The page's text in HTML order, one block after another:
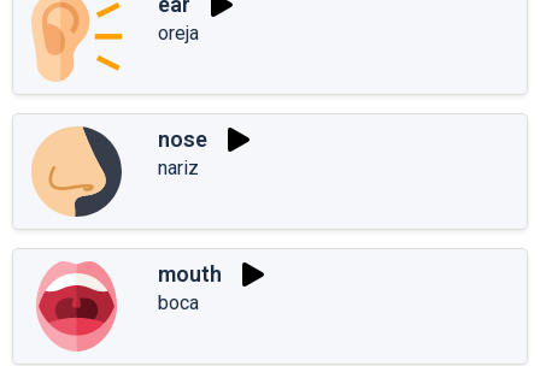
oreja
nose
nariz
mouth
boca